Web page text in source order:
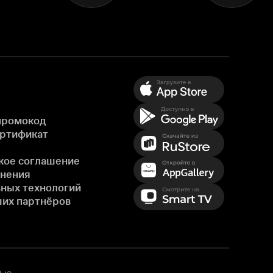
соглашение
технологий
партнёров